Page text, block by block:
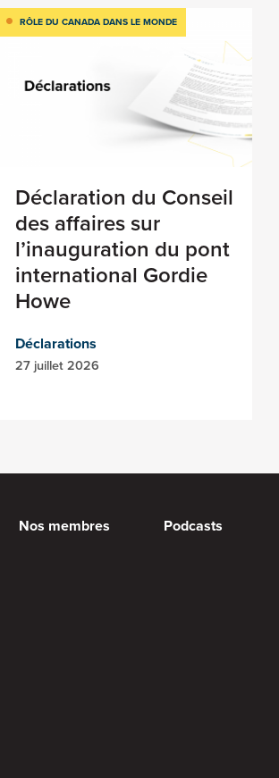
RÔLE DU CANADA DANS LE MONDE
Déclaration du Conseil
des affaires sur
l’inauguration du pont
international Gordie
Howe
Déclarations
27 juillet 2026
Nos membres Podcasts